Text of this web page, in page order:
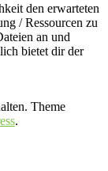
den erwarteten
/ Ressourcen zu
an und
bietet dir der
Theme
.